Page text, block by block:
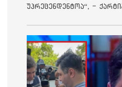
უპრეცენდენტოა“, -